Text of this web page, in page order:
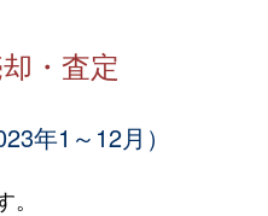
・査定
年1～12月）